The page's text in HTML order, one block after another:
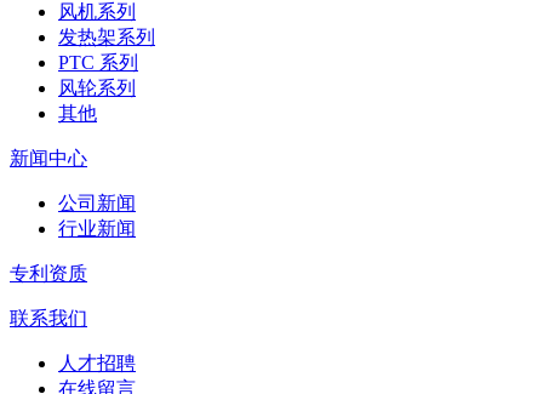
风机系列
发热架系列
PTC 系列
风轮系列
其他
新闻中心
公司新闻
行业新闻
专利资质
联系我们
人才招聘
在线留言